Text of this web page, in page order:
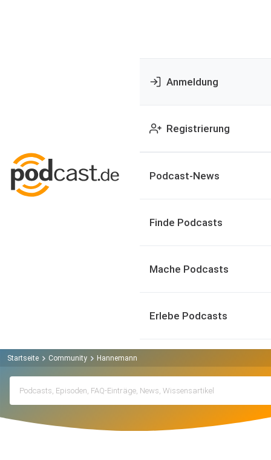
Anmeldung
Registrierung
Podcast-News
Finde Podcasts
Mache Podcasts
Erlebe Podcasts
Startseite Community Hannemann